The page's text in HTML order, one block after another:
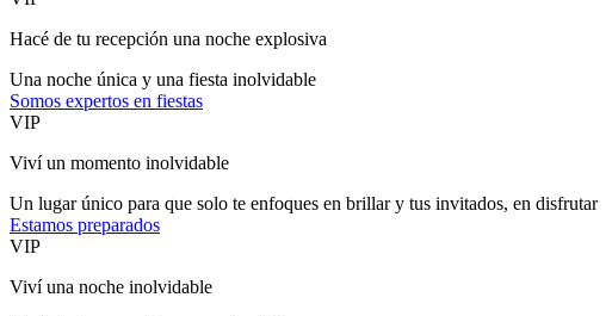
Hacé de tu recepción una noche explosiva
Una noche única y una fiesta inolvidable
Somos expertos en fiestas
VIP
Viví un momento inolvidable
Un lugar único para que solo te enfoques en brillar y tus invitados, en disfrutar
Estamos preparados
VIP
Viví una noche inolvidable